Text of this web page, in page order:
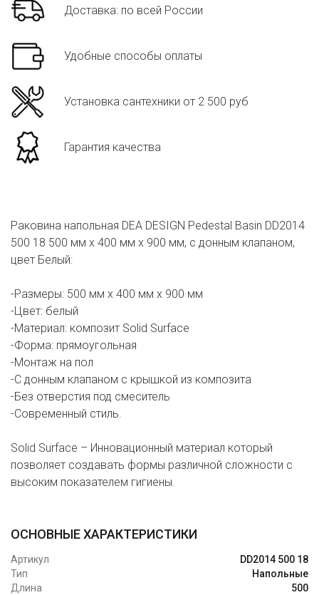
Доставка: по всей России
Удобные способы оплаты
Установка сантехники от 2 500 руб
Гарантия качества
Раковина напольная DEA DESIGN Pedestal Basin DD2014
500 18 500 мм х 400 мм х 900 мм, с донным клапаном,
цвет Белый:
-Размеры: 500 мм х 400 мм х 900 мм
-Цвет: белый
-Материал: композит Solid Surface
-Форма: прямоугольная
-Монтаж на пол
-С донным клапаном с крышкой из композита
-Без отверстия под смеситель
-Современный стиль.
Solid Surface – Инновационный материал который
позволяет создавать формы различной сложности с
высоким показателем гигиены.
ОСНОВНЫЕ ХАРАКТЕРИСТИКИ
Артикул
DD2014 500 18
Тип
Напольные
Длина
500